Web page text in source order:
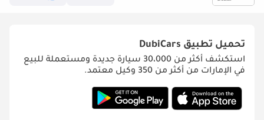
تحميل تطبيق DubiCars
استكشف أكثر من 30،000 سيارة جديدة ومستعملة للبيع
في الإمارات من أكثر من 350 وكيل معتمد.